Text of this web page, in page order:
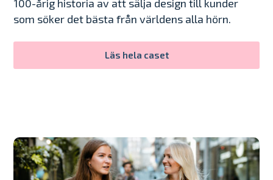
100-årig historia av att sälja design till kunder
som söker det bästa från världens alla hörn.
Läs hela caset